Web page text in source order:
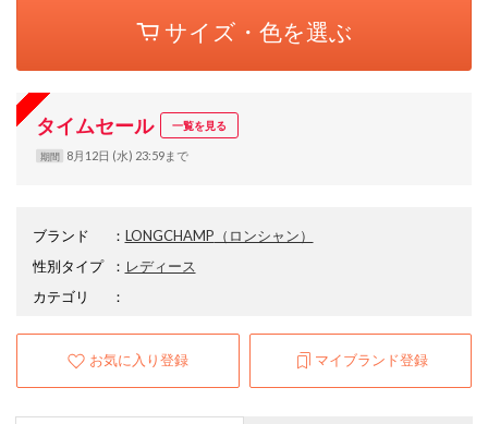
サイズ・色を選ぶ
タイムセール 一覧を見る
期間 8月12日 (水) 23:59まで
ブランド ： LONGCHAMP （ロンシャン）
性別タイプ
： レディース
カテゴリ
：
お気に入り登録 マイブランド登録